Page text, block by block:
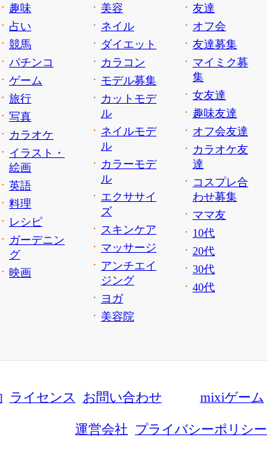
趣味
占い
競馬
パチンコ
ゲーム
旅行
写真
カラオケ
イラスト・
絵画
英語
料理
レシピ
ガーデニン
グ
映画
美容
ネイル
ダイエット
カラコン
モデル募集
カットモデ
ル
ネイルモデ
ル
カラーモデ
ル
エクササイ
ズ
スキンケア
マッサージ
アンチエイ
ジング
ヨガ
美容院
友達
オフ会
友達募集
マイミク募
集
女友達
趣味友達
オフ会友達
カラオケ友
達
コスプレ合
わせ募集
ママ友
10代
20代
30代
40代
ライセンス お問い合わせ mixiゲーム
運営会社 プライバシーポリシー